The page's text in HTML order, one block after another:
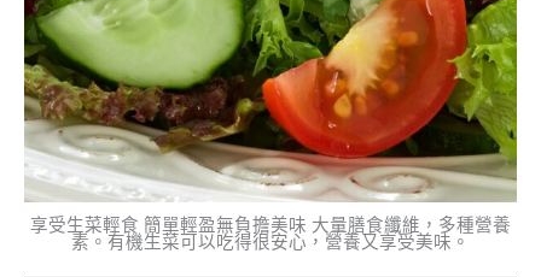
享受生菜輕食 簡單輕盈無負擔美味 大量膳食纖維，多種營養
素。有機生菜可以吃得很安心，營養又享受美味。